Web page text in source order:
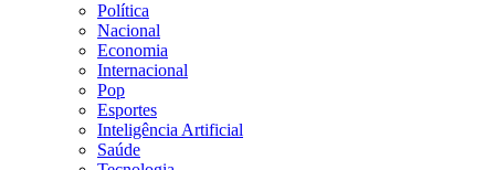
Política
Nacional
Economia
Internacional
Pop
Esportes
Inteligência Artificial
Saúde